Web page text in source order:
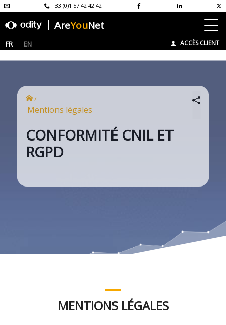
+33 (0)1 57 42 42 42
AreYouNet
FR EN ACCÈS CLIENT
/
Mentions légales
CONFORMITÉ CNIL ET
RGPD
MENTIONS LÉGALES